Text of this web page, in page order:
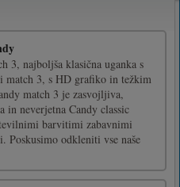
3, najboljša klasična uganka s
match 3, s HD grafiko in težkim
match 3 je zasvojljiva,
in neverjetna Candy classic
barvitimi zabavnimi
Poskusimo odkleniti vse naše